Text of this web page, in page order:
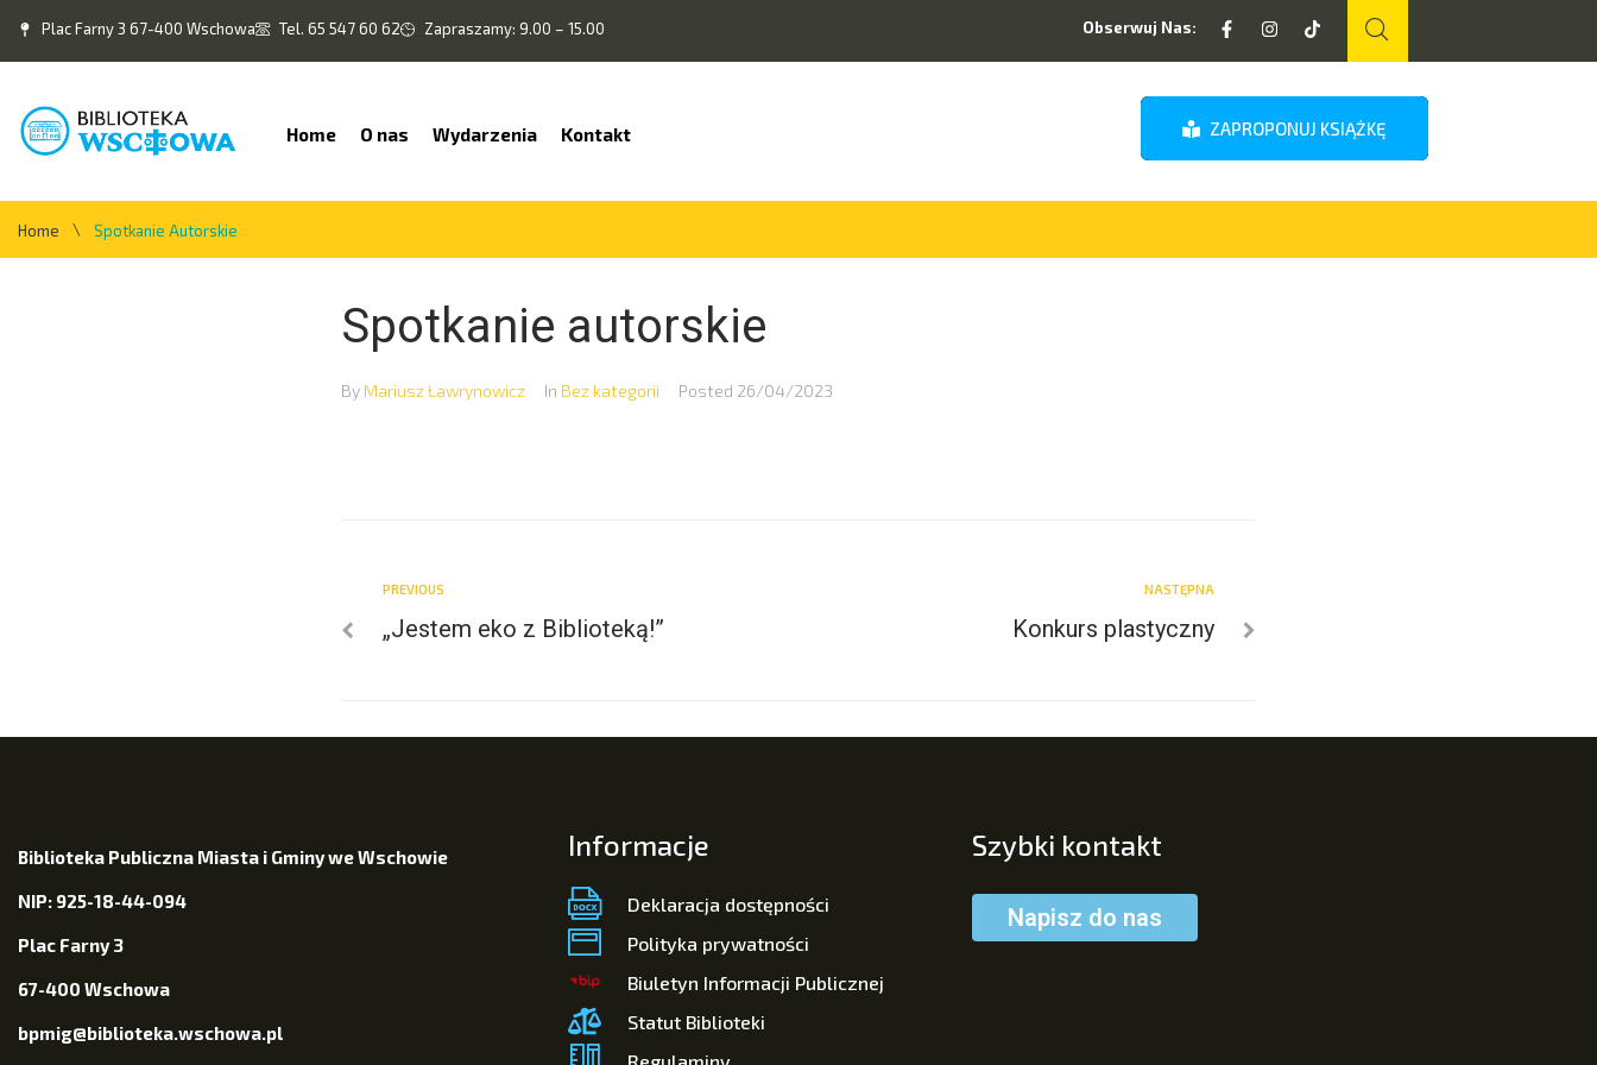
Plac Farny 3 67-400 Wschowa Tel. 65 547 60 62 Zapraszamy: 9.00 – 15.00 Obserwuj Nas:
Home O nas Wydarzenia Kontakt ZAPROPONUJ KSIĄŻKĘ
Home \ Spotkanie Autorskie
Spotkanie autorskie
By Mariusz Ławrynowicz In Bez kategorii Posted 26/04/2023
PREVIOUS
„Jestem eko z Biblioteką!”
NASTĘPNA
Konkurs plastyczny
Biblioteka Publiczna Miasta i Gminy we Wschowie
NIP: 925-18-44-094
Plac Farny 3
67-400 Wschowa
bpmig@biblioteka.wschowa.pl
Informacje
Deklaracja dostępności
Polityka prywatności
Biuletyn Informacji Publicznej
Statut Biblioteki
Szybki kontakt
Napisz do nas